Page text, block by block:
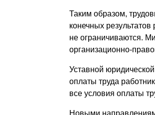
Таким образом,
конечных
не ограничиваются.
организационно-
Уставной
оплаты труда
все условия оплаты
Новыми